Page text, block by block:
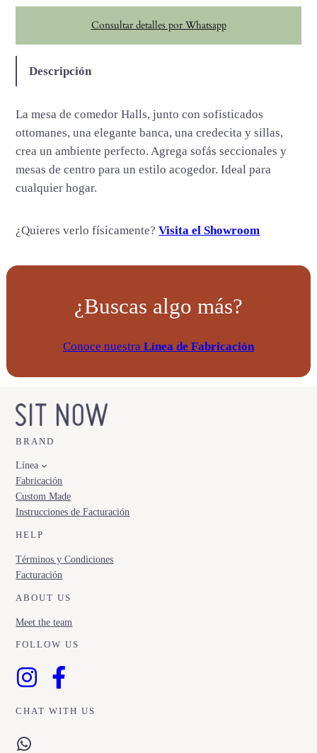
l
c
n
i
d
a
d
Consultar detalles por Whatsapp
Descripción
La mesa de comedor Halls, junto con sofisticados
ottomanes, una elegante banca, una credecita y sillas,
crea un ambiente perfecto. Agrega sofás seccionales y
mesas de centro para un estilo acogedor. Ideal para
cualquier hogar.
¿Quieres verlo físicamente?Visita el Showroom
¿Buscas algo más?
Conoce nuestra Línea de Fabricación
BRAND
Línea
Fabricación
Custom Made
Instrucciones de Facturación
HELP
Términos y Condiciones
Facturación
ABOUT US
Meet the team
FOLLOW US
CHAT WITH US
WhatsApp